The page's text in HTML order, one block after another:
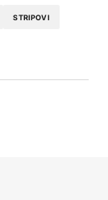
STRIPOVI